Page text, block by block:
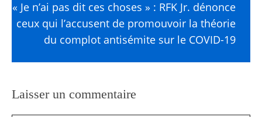
« Je n’ai pas dit ces choses » : RFK Jr. dénonce
ceux qui l’accusent de promouvoir la théorie
du complot antisémite sur le COVID-19
Laisser un commentaire